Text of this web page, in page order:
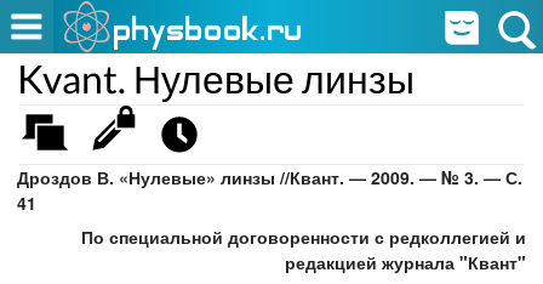
Kvant. Нулевые линзы
Дроздов В. «Нулевые» линзы //Квант. — 2009. — № 3. — С.
41
По специальной договоренности с редколлегией и
редакцией журнала "Квант"